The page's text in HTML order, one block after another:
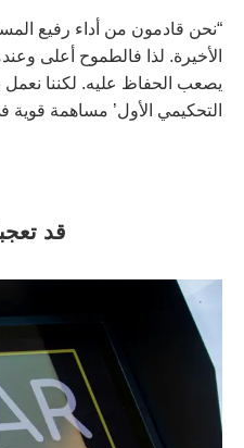
“نحن قادمون من أداء رفيع
الأخيرة. لذا فالطموح أعلى
التحكيمي الأول‭‭‭’‬‬‬ مساهمة قوية في نجاح هذه البطولة المثيرة”.
قد